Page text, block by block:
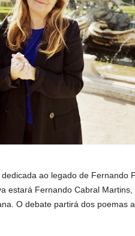
ao legado de Fernando
estará Fernando Cabral
O debate partirá dos poemas